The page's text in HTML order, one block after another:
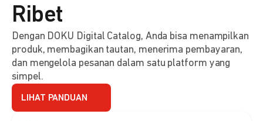
Ribet
Dengan DOKU Digital Catalog, Anda bisa menampilkan
produk, membagikan tautan, menerima pembayaran,
dan mengelola pesanan dalam satu platform yang
simpel.
LIHAT PANDUAN